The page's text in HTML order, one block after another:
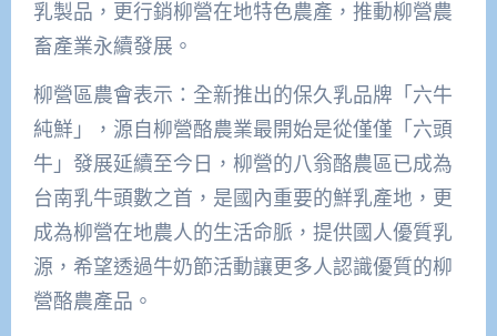
乳製品，更行銷柳營在地特色農產，推動柳營農
畜產業永續發展。
柳營區農會表示：全新推出的保久乳品牌「六牛
純鮮」，源自柳營酪農業最開始是從僅僅「六頭
牛」發展延續至今日，柳營的八翁酪農區已成為
台南乳牛頭數之首，是國內重要的鮮乳產地，更
成為柳營在地農人的生活命脈，提供國人優質乳
源，希望透過牛奶節活動讓更多人認識優質的柳
營酪農產品。